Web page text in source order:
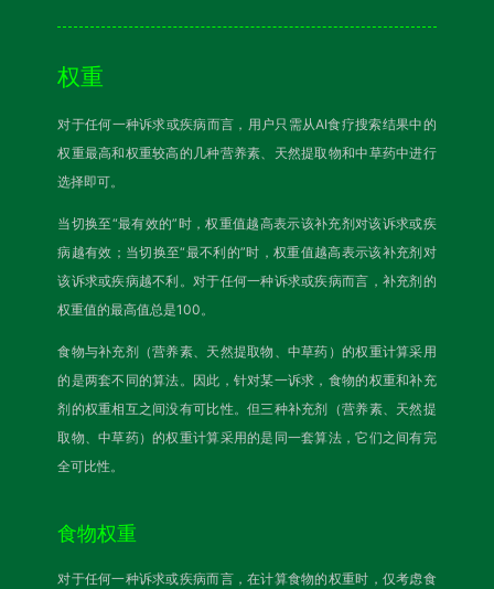
权重
对于任何一种诉求或疾病而言，用户只需从AI食疗搜索结果中的
权重最高和权重较高的几种营养素、天然提取物和中草药中进行
选择即可。
当切换至“最有效的”时，权重值越高表示该补充剂对该诉求或疾
病越有效；当切换至“最不利的”时，权重值越高表示该补充剂对
该诉求或疾病越不利。对于任何一种诉求或疾病而言，补充剂的
权重值的最高值总是100。
食物与补充剂（营养素、天然提取物、中草药）的权重计算采用
的是两套不同的算法。因此，针对某一诉求，食物的权重和补充
剂的权重相互之间没有可比性。但三种补充剂（营养素、天然提
取物、中草药）的权重计算采用的是同一套算法，它们之间有完
全可比性。
食物权重
对于任何一种诉求或疾病而言，在计算食物的权重时，仅考虑食